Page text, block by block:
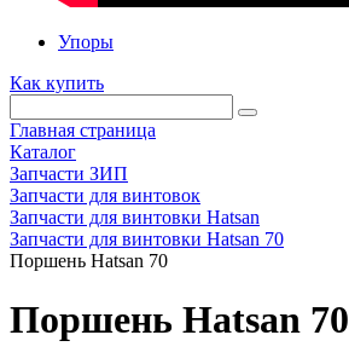
Упоры
Как купить
Главная страница
Каталог
Запчасти ЗИП
Запчасти для винтовок
Запчасти для винтовки Hatsan
Запчасти для винтовки Hatsan 70
Поршень Hatsan 70
Поршень Hatsan 70